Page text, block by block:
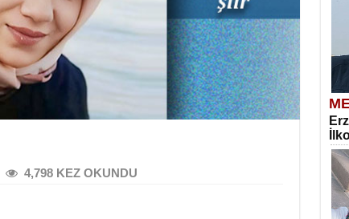
4,798 KEZ OKUNDU